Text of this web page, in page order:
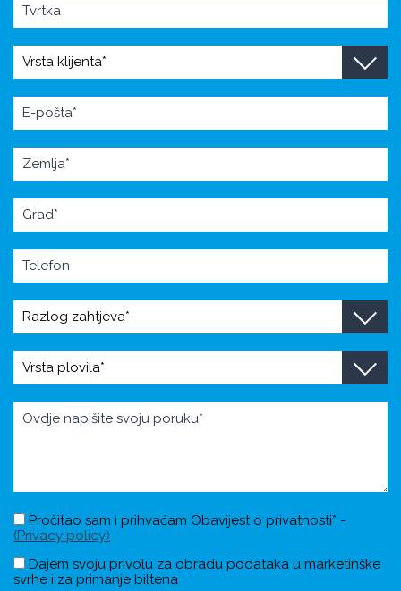
Pročitao sam i prihvaćam Obavijest o privatnosti* -
(Privacy policy)
Dajem svoju privolu za obradu podataka u marketinške
svrhe i za primanje biltena